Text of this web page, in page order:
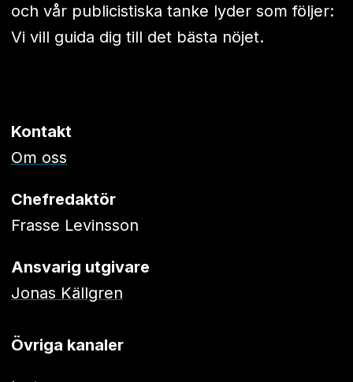
och vår publicistiska tanke lyder som följer:
Vi vill guida dig till det bästa nöjet.
Kontakt
Om oss
Chefredaktör
Frasse Levinsson
Ansvarig utgivare
Jonas Källgren
Övriga kanaler